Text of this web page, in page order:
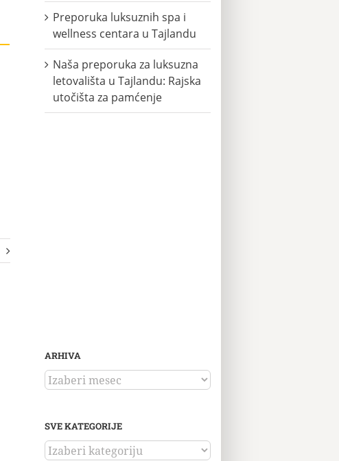
Preporuka luksuznih spa i
wellness centara u Tajlandu
Naša preporuka za luksuzna
letovališta u Tajlandu: Rajska
utočišta za pamćenje
ARHIVA
ARHIVA
SVE KATEGORIJE
SVE